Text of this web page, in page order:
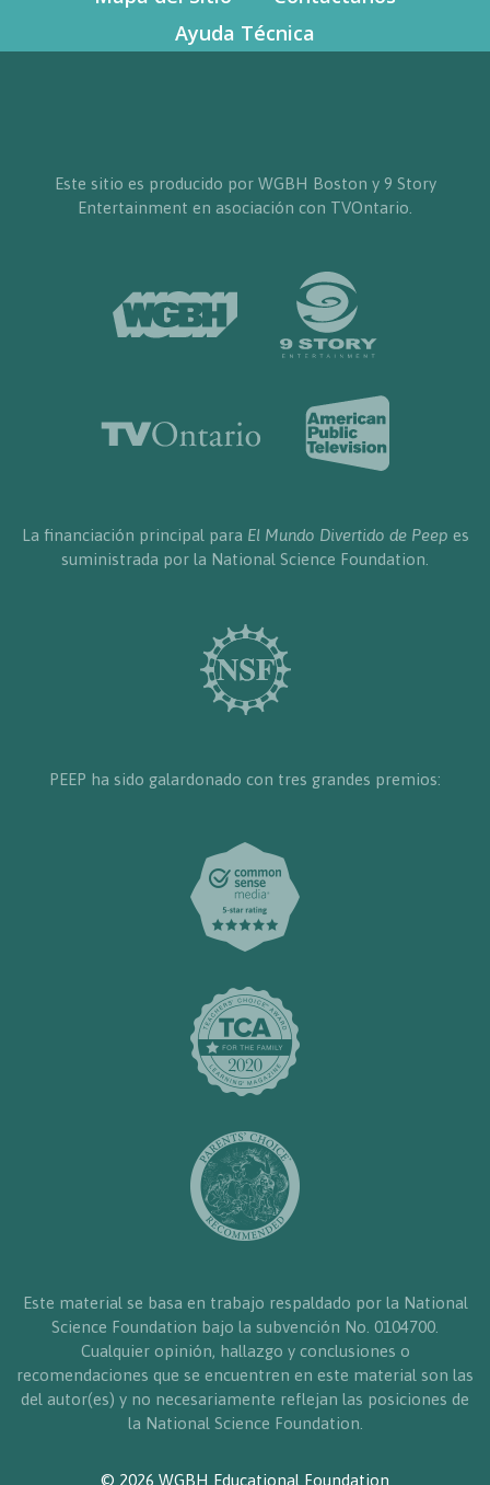
Ayuda Técnica
Este sitio es producido por WGBH Boston y 9 Story
Entertainment en asociación con TVOntario.
La financiación principal para El Mundo Divertido de Peep es
suministrada por la National Science Foundation.
PEEP ha sido galardonado con tres grandes premios:
Este material se basa en trabajo respaldado por la National
Science Foundation bajo la subvención No. 0104700.
Cualquier opinión, hallazgo y conclusiones o
recomendaciones que se encuentren en este material son las
del autor(es) y no necesariamente reflejan las posiciones de
la National Science Foundation.
© 2026 WGBH Educational Foundation